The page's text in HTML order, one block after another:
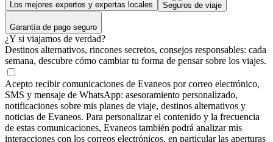
Los mejores expertos y expertas locales Seguros de viaje
Garantía de pago seguro
¿Y si viajamos de verdad?
Destinos alternativos, rincones secretos, consejos responsables: cada
semana, descubre cómo cambiar tu forma de pensar sobre los viajes.
Acepto recibir comunicaciones de Evaneos por correo electrónico,
SMS y mensaje de WhatsApp: asesoramiento personalizado,
notificaciones sobre mis planes de viaje, destinos alternativos y
noticias de Evaneos. Para personalizar el contenido y la frecuencia
de estas comunicaciones, Evaneos también podrá analizar mis
interacciones con los correos electrónicos, en particular las aperturas